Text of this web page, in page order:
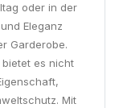
oder in der
Eleganz
Garderobe.
bietet es nicht
Mit